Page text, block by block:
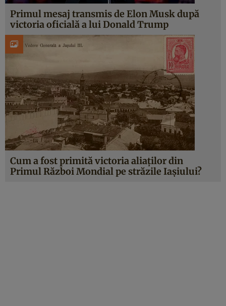
Primul mesaj transmis de Elon Musk după
victoria oficială a lui Donald Trump
Cum a fost primită victoria aliaților din
Primul Război Mondial pe străzile Iașiului?